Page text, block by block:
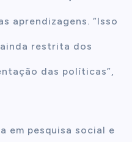
aprendizagens. “Isso
restrita dos
das políticas”,
em pesquisa social e